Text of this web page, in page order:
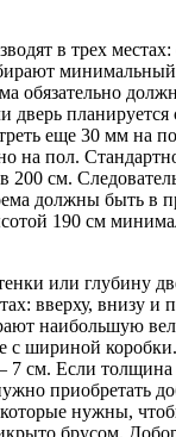
в трех
минимальный
обязательно
дверь
еще 30 мм на
на пол.
200 см.
должны быть в
190 см
или глубину
вверху, внизу и
наибольшую
с шириной
7 см. Если
приобретать
нужны,